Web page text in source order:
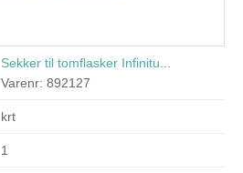
Sekker til tomflasker Infinitu...
Varenr: 892127
krt
1